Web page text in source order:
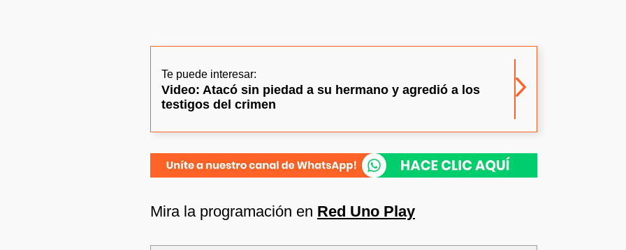
Te puede interesar:
Video: Atacó sin piedad a su hermano y agredió a los
testigos del crimen
Mira la programación en Red Uno Play